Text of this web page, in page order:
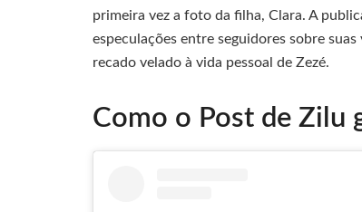
primeira vez a foto da filha, Clara. A
especulações entre seguidores sobre
recado velado à vida pessoal de Zezé.
Como o Post de Zilu